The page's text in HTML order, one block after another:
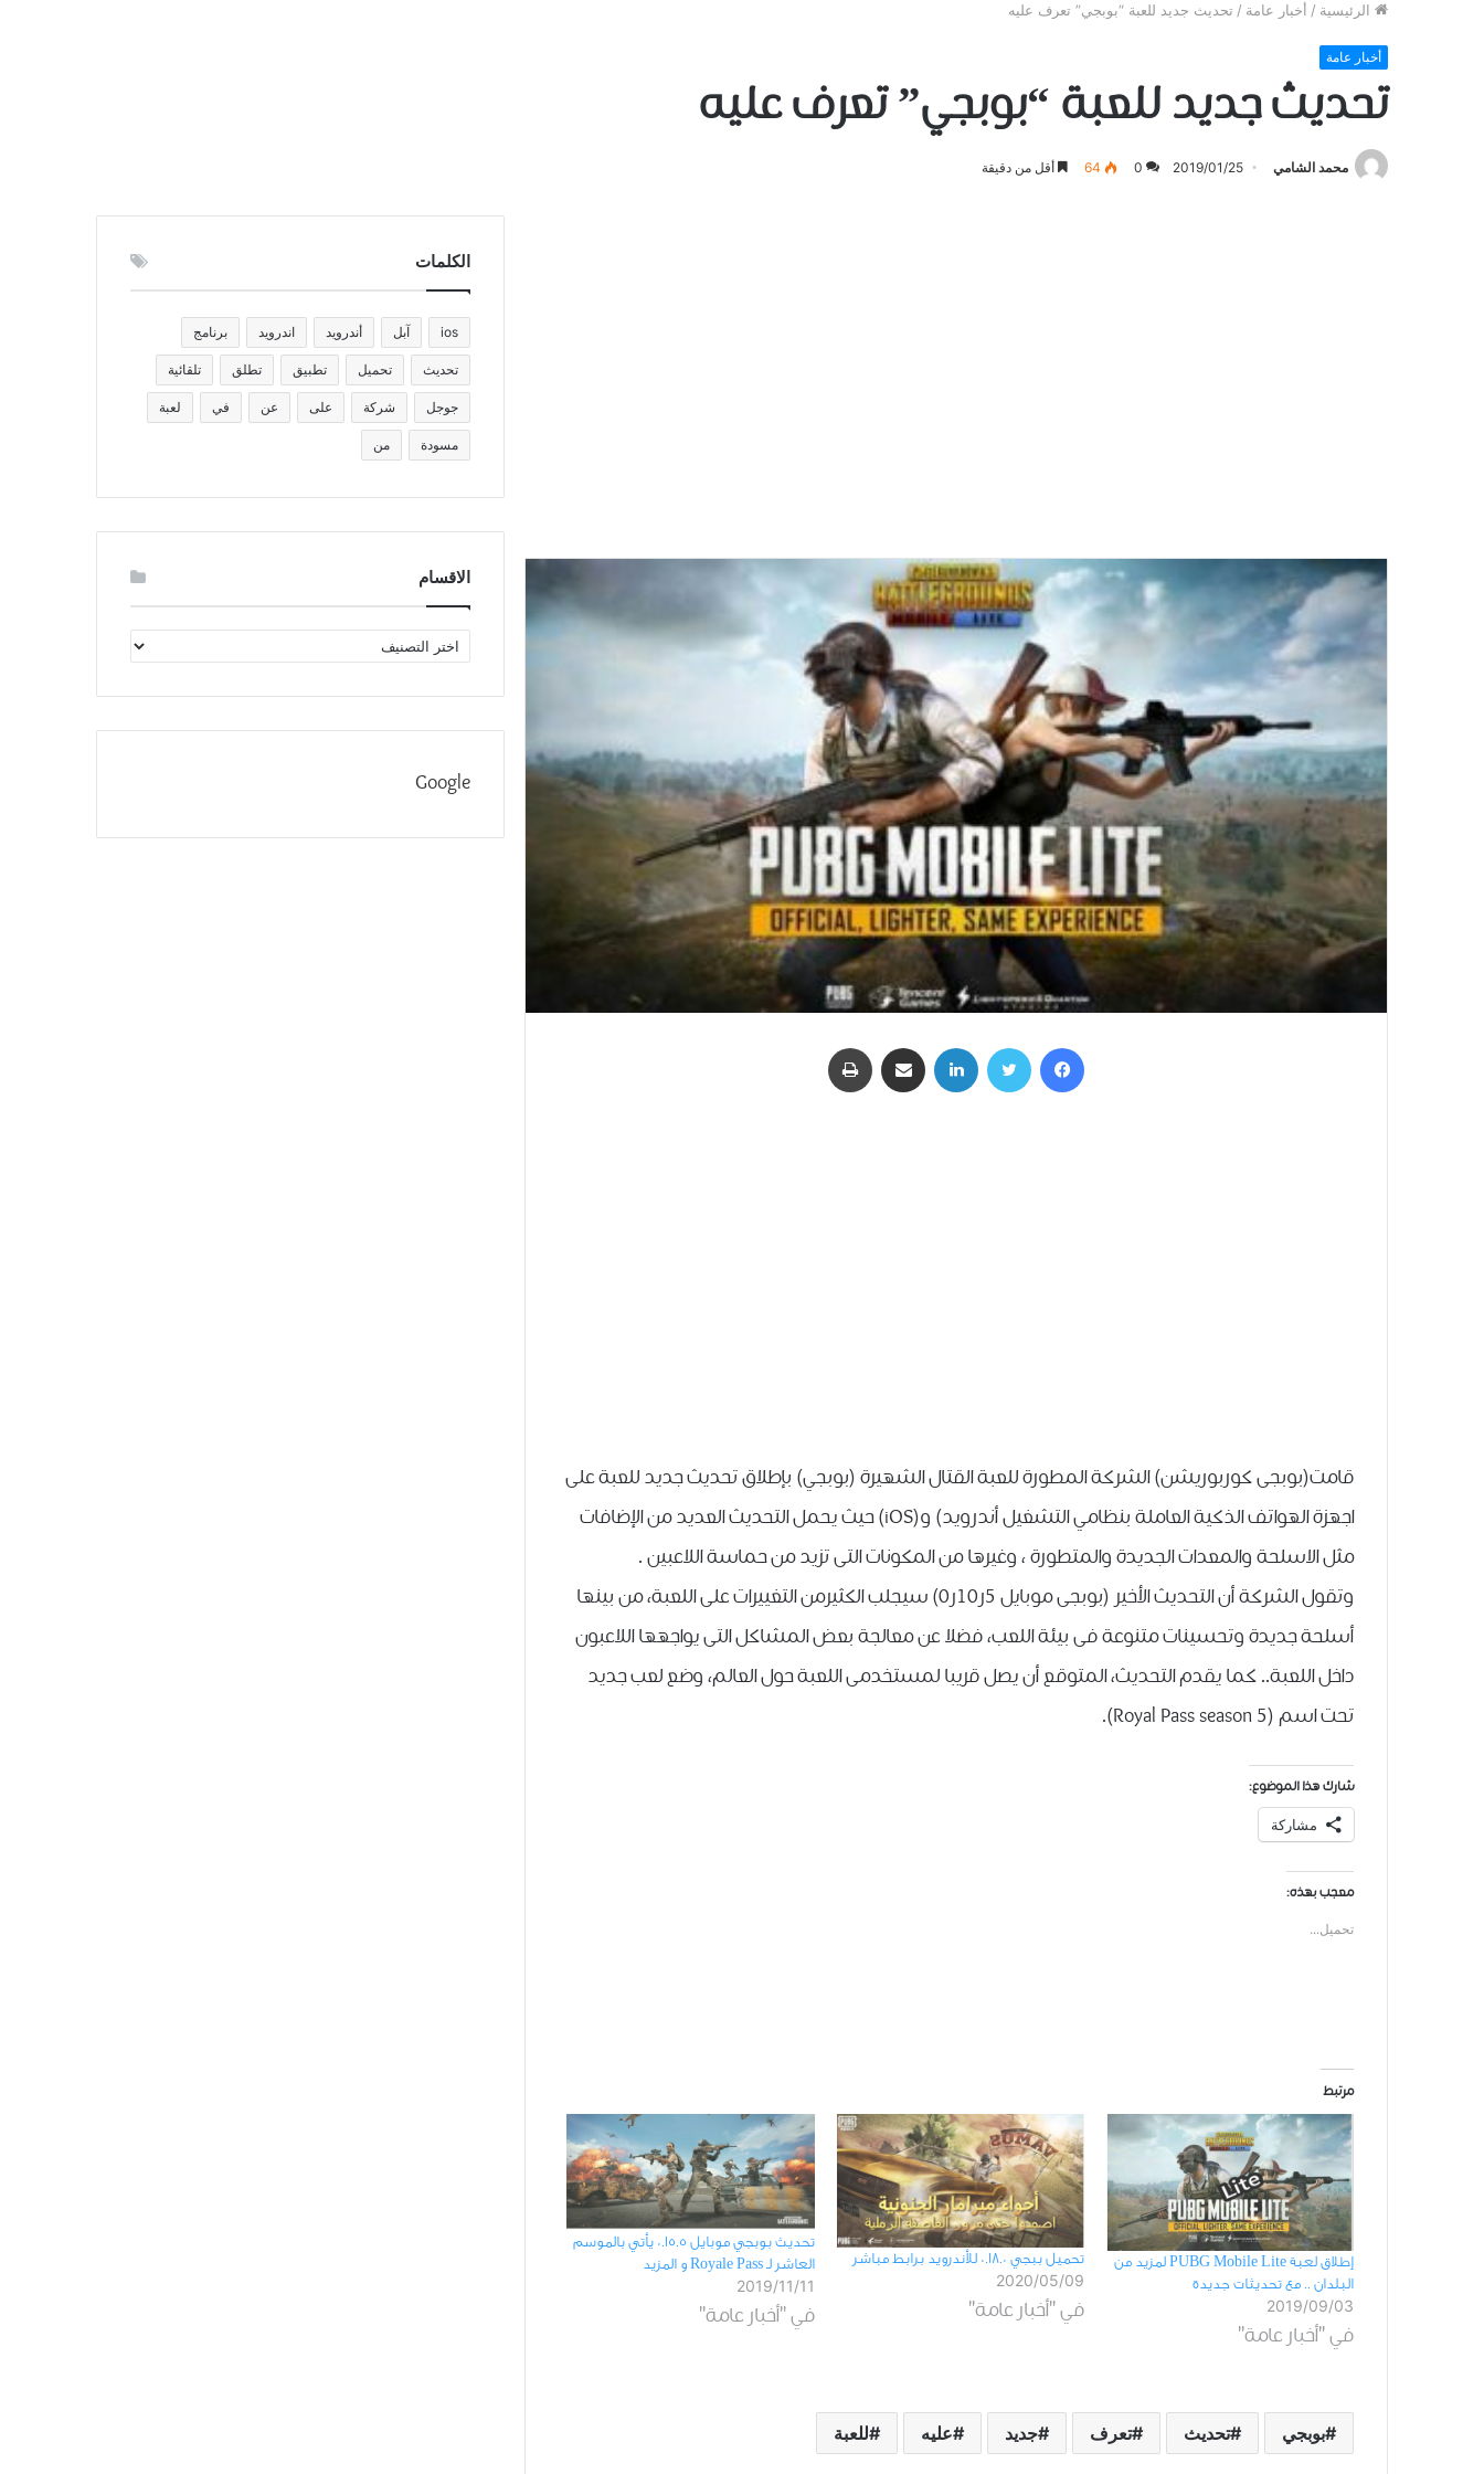
الرئيسية / أخبار عامة / تحديث جديد للعبة “بوبجي” تعرف عليه
أخبار عامة
تحديث جديد للعبة “بوبجي” تعرف عليه
محمد الشامي 2019/01/25
0
64 أقل من دقيقة
فيسبوك تويتر لينكدإن مشاركة عبر البريد
قامت(بوبجى كوربوريشن) الشركة المطورة للعبة القتال الشهيرة (بوبجي) بإطلاق تحديث جديد للعبة على
اجهزة الهواتف الذكية العاملة بنظامي التشغيل أندرويد) و(iOS) حيث يحمل التحديث العديد من الإضافات
مثل الاسلحة والمعدات الجديدة والمتطورة ، وغيرها من المكونات التى تزيد من حماسة اللاعبين .
وتقول الشركة أن التحديث الأخير (بوبجى موبايل 5ر10ر0) سيجلب الكثيرمن التغييرات على اللعبة، من بينها
أسلحة جديدة وتحسينات متنوعة فى بيئة اللعب، فضلا عن معالجة بعض المشاكل التى يواجهها اللاعبون
داخل اللعبة.. كما يقدم التحديث، المتوقع أن يصل قريبا لمستخدمى اللعبة حول العالم، وضع لعب جديد
تحت اسم (Royal Pass season 5).
شارك هذا الموضوع:
مشاركة
معجب بهذه:
تحميل...
مرتبط
ﺇﻃﻼﻕ ﻟﻌﺒﺔ PUBG Mobile Lite ﻟﻤﺰﻳﺪ ﻣﻦ
ﺍﻟﺒﻠﺪﺍﻥ .. ﻣﻊ ﺗﺤﺪﻳﺜﺎﺕ ﺟﺪﻳﺪﺓ
2019/09/03
في "أخبار عامة"
تحميل ببجي 0.18.0 للأندرويد برابط مباشر
2020/05/09
في "أخبار عامة"
تحديث بوبجي ﻣﻮﺑﺎﻳﻞ 0.15.5 ﻳﺄﺗﻲ ﺑﺎﻟﻤﻮﺳﻢ
ﺍﻟﻌﺎﺷﺮ ﻟـ Royale Pass و المزيد
2019/11/11
في "أخبار عامة"
بوبجي تحديث تعرف جديد عليه للعبة
الكلمات
ios آبل أندرويد اندرويد برنامج
تحديث تحميل تطبيق تطلق تلقائية
جوجل شركة على عن في لعبة
مسودة من
الاقسام
الاقسام
Google